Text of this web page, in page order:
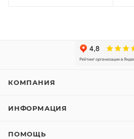
КОМПАНИЯ
ИНФОРМАЦИЯ
ПОМОЩЬ